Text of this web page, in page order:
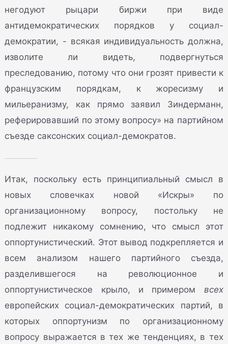
негодуют рыцари биржи при виде
антидемократических порядков у социал-
демократии, - всякая индивидуальность должна,
изволите ли видеть, подвергнуться
преследованию, потому что они грозят привести к
французским порядкам, к жоресизму и
мильеранизму, как прямо заявил Зиндерманн,
реферировавший по этому вопросу» на партийном
съезде саксонских социал-демократов.
Итак, поскольку есть принципиальный смысл в
новых словечках новой «Искры» по
организационному вопросу, постольку не
подлежит никакому сомнению, что смысл этот
оппортунистический. Этот вывод подкрепляется и
всем анализом нашего партийного съезда,
разделившегося на революционное и
оппортунистическое крыло, и примером всех
европейских социал-демократических партий, в
которых оппортунизм по организационному
вопросу выражается в тех же тенденциях, в тех